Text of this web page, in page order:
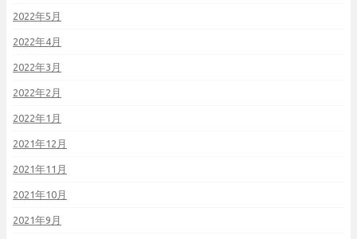
2022年5月
2022年4月
2022年3月
2022年2月
2022年1月
2021年12月
2021年11月
2021年10月
2021年9月